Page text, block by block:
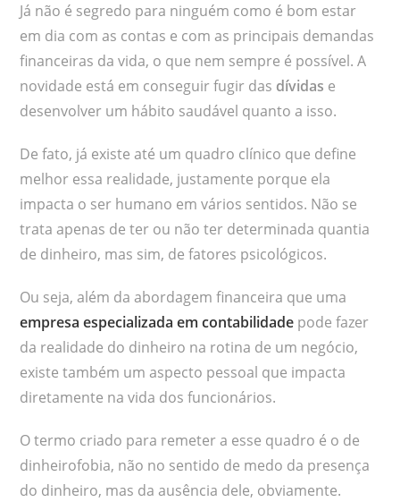
Já não é segredo para ninguém como é bom estar
em dia com as contas e com as principais demandas
financeiras da vida, o que nem sempre é possível. A
novidade está em conseguir fugir das dívidas e
desenvolver um hábito saudável quanto a isso.
De fato, já existe até um quadro clínico que define
melhor essa realidade, justamente porque ela
impacta o ser humano em vários sentidos. Não se
trata apenas de ter ou não ter determinada quantia
de dinheiro, mas sim, de fatores psicológicos.
Ou seja, além da abordagem financeira que uma
empresa especializada em contabilidade pode fazer
da realidade do dinheiro na rotina de um negócio,
existe também um aspecto pessoal que impacta
diretamente na vida dos funcionários.
O termo criado para remeter a esse quadro é o de
dinheirofobia, não no sentido de medo da presença
do dinheiro, mas da ausência dele, obviamente.